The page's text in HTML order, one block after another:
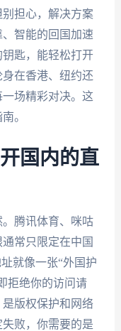
担心，解决方案
智能的回国加速
匙，能轻松打开
在香港、纽约还
场精彩对决。这
。
国内的直
腾讯体育、咪咕
常只限定在中国
就像一张“外国护
拒绝你的访问请
版权保护和网络
败，你需要的是